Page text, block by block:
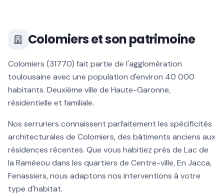
Colomierset son patrimoine
Colomiers (31770) fait partie de l'agglomération
toulousaine avec une population d'environ 40 000
habitants. Deuxième ville de Haute-Garonne,
résidentielle et familiale.
Nos serruriers connaissent parfaitement les spécificités
architecturales de Colomiers, des bâtiments anciens aux
résidences récentes. Que vous habitiez près de Lac de
la Raméeou dans les quartiers de Centre-ville, En Jacca,
Fenassiers, nous adaptons nos interventions à votre
type d'habitat.